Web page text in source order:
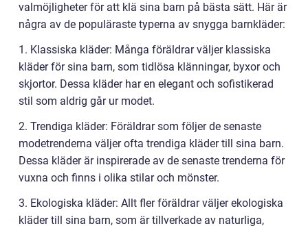
valmöjligheter för att klä sina barn på bästa sätt. Här är
några av de populäraste typerna av snygga barnkläder:
1. Klassiska kläder: Många föräldrar väljer klassiska
kläder för sina barn, som tidlösa klänningar, byxor och
skjortor. Dessa kläder har en elegant och sofistikerad
stil som aldrig går ur modet.
2. Trendiga kläder: Föräldrar som följer de senaste
modetrenderna väljer ofta trendiga kläder till sina barn.
Dessa kläder är inspirerade av de senaste trenderna för
vuxna och finns i olika stilar och mönster.
3. Ekologiska kläder: Allt fler föräldrar väljer ekologiska
kläder till sina barn, som är tillverkade av naturliga,